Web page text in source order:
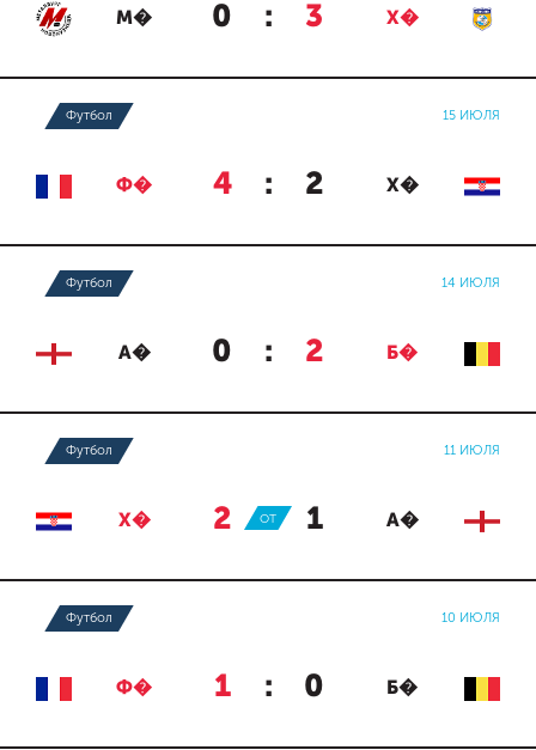
М� 0 : 3 Х�
Футбол 15 ИЮЛЯ
Ф� 4 : 2 Х�
Футбол 14 ИЮЛЯ
А� 0 : 2 Б�
Футбол 11 ИЮЛЯ
Х� 2 : 1 А�
ОТ
Футбол 10 ИЮЛЯ
Ф� 1 : 0 Б�